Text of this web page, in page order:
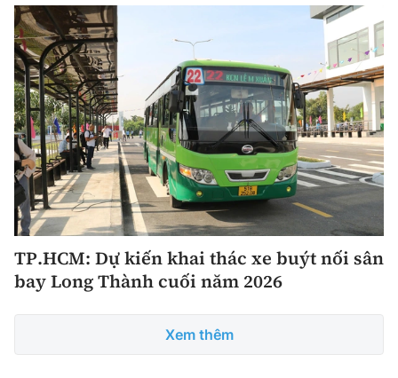
TP.HCM: Dự kiến khai thác xe buýt nối sân
bay Long Thành cuối năm 2026
Xem thêm